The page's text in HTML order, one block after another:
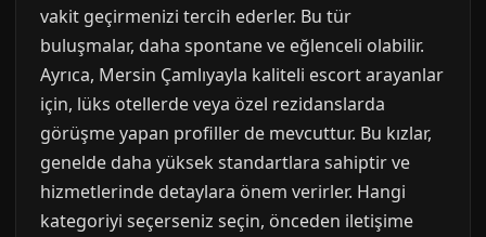
vakit geçirmenizi tercih ederler. Bu tür
buluşmalar, daha spontane ve eğlenceli olabilir.
Ayrıca, Mersin Çamlıyayla kaliteli escort arayanlar
için, lüks otellerde veya özel rezidanslarda
görüşme yapan profiller de mevcuttur. Bu kızlar,
genelde daha yüksek standartlara sahiptir ve
hizmetlerinde detaylara önem verirler. Hangi
kategoriyi seçerseniz seçin, önceden iletişime